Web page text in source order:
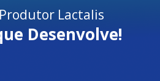
Lactalis
Desenvolve!